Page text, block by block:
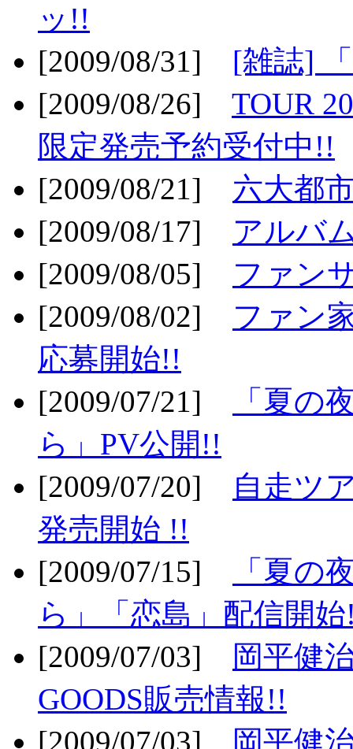
ッ!!
[2009/08/31] [雑誌]
[2009/08/26] TOUR
限定発売予約受付中!!
[2009/08/21] 六大都
[2009/08/17] アルバ
[2009/08/05] ファン
[2009/08/02] ファン
応募開始!!
[2009/07/21]
「夏の
ら」PV公開!!
[2009/07/20]
自走ツ
発売開始 !!
[2009/07/15]
「夏の
ら」「恋島」配信開
[2009/07/03]
岡平健
GOODS販売情報!!
[2009/07/03]
岡平健